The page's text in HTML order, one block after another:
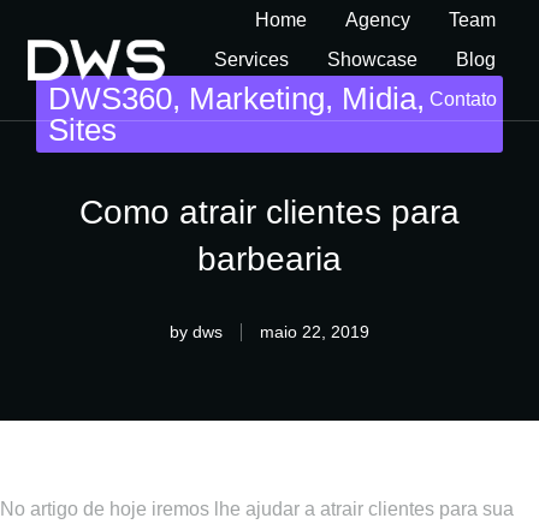
Home Agency
Team
Services
Showcase
Blog
Contato
DWS360, Marketing, Midia,
Sites
Como atrair clientes para
barbearia
by dws maio 22, 2019
No artigo de hoje iremos lhe ajudar a atrair clientes para sua